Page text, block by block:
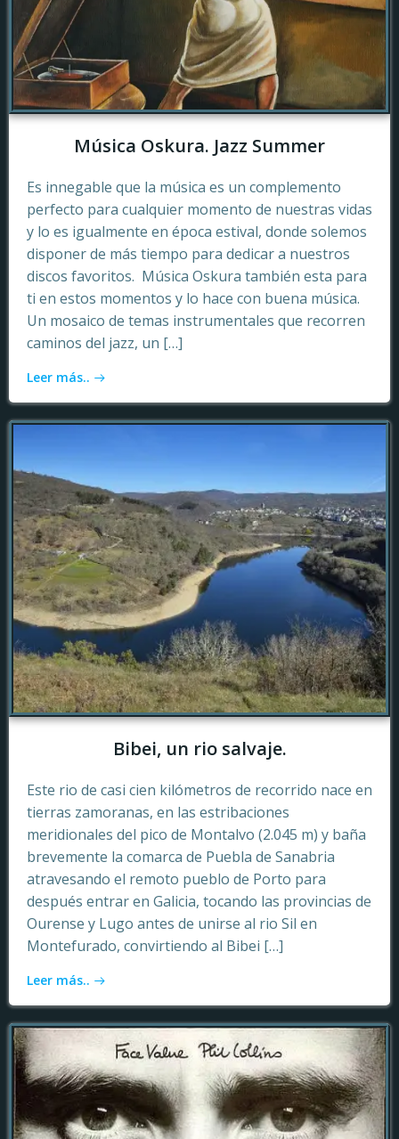
Música Oskura. Jazz Summer
Es innegable que la música es un complemento
perfecto para cualquier momento de nuestras vidas
y lo es igualmente en época estival, donde solemos
disponer de más tiempo para dedicar a nuestros
discos favoritos. Música Oskura también esta para
ti en estos momentos y lo hace con buena música.
Un mosaico de temas instrumentales que recorren
caminos del jazz, un […]
Leer más..
Bibei, un rio salvaje.
Este rio de casi cien kilómetros de recorrido nace en
tierras zamoranas, en las estribaciones
meridionales del pico de Montalvo (2.045 m) y baña
brevemente la comarca de Puebla de Sanabria
atravesando el remoto pueblo de Porto para
después entrar en Galicia, tocando las provincias de
Ourense y Lugo antes de unirse al rio Sil en
Montefurado, convirtiendo al Bibei […]
Leer más..